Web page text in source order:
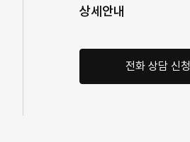
상세안내
전화 상담 신청